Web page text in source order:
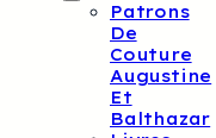
Patrons
De
Couture
Augustine
Et
Balthazar